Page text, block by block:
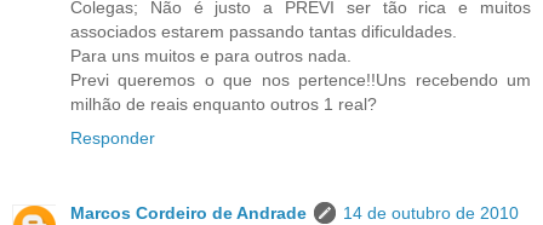
Colegas; Não é justo a PREVI ser tão rica e muitos
associados estarem passando tantas dificuldades.
Para uns muitos e para outros nada.
Previ queremos o que nos pertence!!Uns recebendo um
milhão de reais enquanto outros 1 real?
Responder
Marcos Cordeiro de Andrade
14 de outubro de 2010